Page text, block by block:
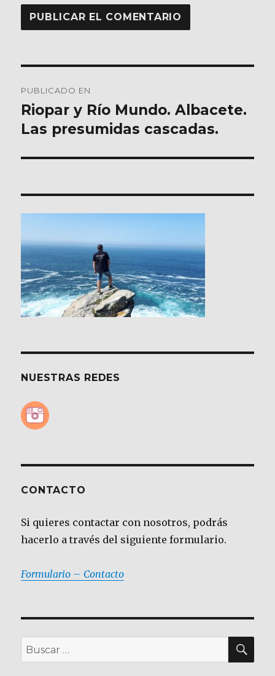
de
entradas
PUBLICADO EN
Riopar y Río Mundo. Albacete.
Las presumidas cascadas.
NUESTRAS REDES
CONTACTO
Si quieres contactar con nosotros, podrás
hacerlo a través del siguiente formulario.
Formulario – Contacto
Buscar
por: